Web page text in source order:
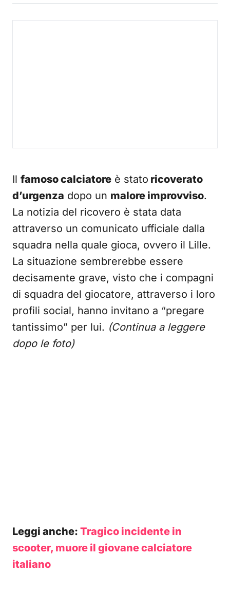
Il famoso calciatore è stato ricoverato
d’urgenza dopo un malore improvviso.
La notizia del ricovero è stata data
attraverso un comunicato ufficiale dalla
squadra nella quale gioca, ovvero il Lille.
La situazione sembrerebbe essere
decisamente grave, visto che i compagni
di squadra del giocatore, attraverso i loro
profili social, hanno invitano a “pregare
tantissimo” per lui. (Continua a leggere
dopo le foto)
Leggi anche: Tragico incidente in
scooter, muore il giovane calciatore
italiano